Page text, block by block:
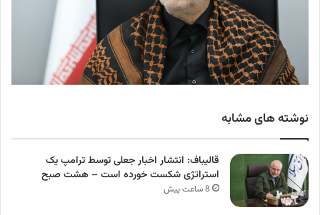
نوشته های مشابه
قالیباف: انتشار اخبار جعلی توسط ترامپ یک
استراتژی شکست خورده است – هشت صبح
8 ساعت پیش